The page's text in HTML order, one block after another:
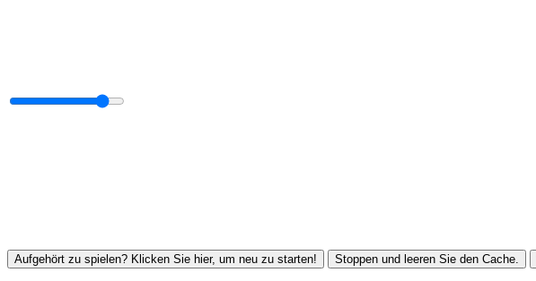
Aufgehört zu spielen? Klicken Sie hier, um neu zu starten! Stoppen und leeren Sie den Cache.